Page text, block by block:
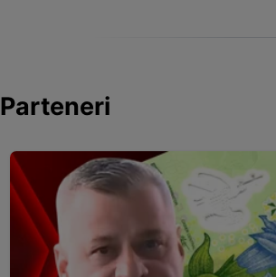
Parteneri